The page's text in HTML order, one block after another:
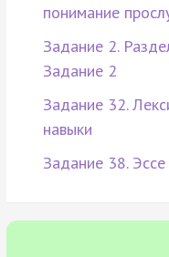
понимание
Задание 2.
Задание 2
Задание 32.
навыки
Задание 38. Эссе